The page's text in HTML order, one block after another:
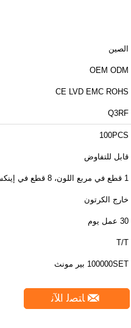
الصين
OEM ODM
CE LVD EMC ROHS
Q3RF
100PCS
قابل للتفاوض
خارج الكرتون
30 عمل يوم
T/T
100000SET بير مونث
ﺎﺘﺼﻟ ﺍﻶﻧ